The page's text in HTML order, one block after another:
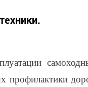
профилактики